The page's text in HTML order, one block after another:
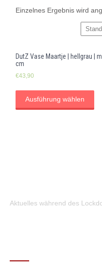
Einzelnes Ergebnis wird
DutZ Vase Maartje | hellgrau |
cm
€43,90
Ausführung wählen
Aktuelles während des